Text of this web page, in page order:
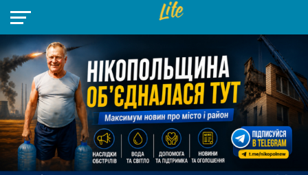
НІКОПОЛЬ
РАЙОН
СІЧЕСЛАВСЬКА
УКРАЇНА
РЕТРО
НІКОПОЛЬ
ЛАЙТ
УКРАЇНА
ДОПОМОГА
РАДІО